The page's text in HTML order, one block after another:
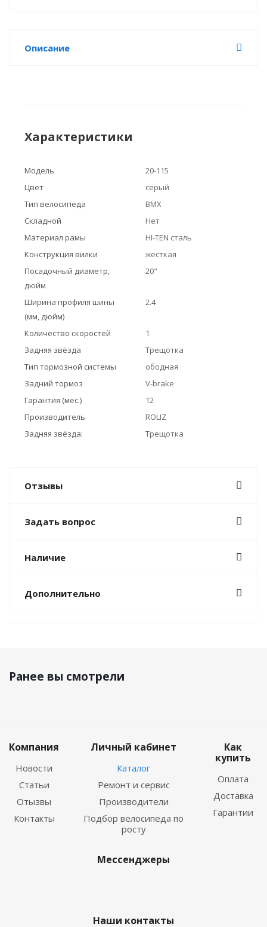
Описание
Характеристики
Модель
20-115
Цвет
серый
Тип велосипеда
BMX
Складной
Нет
Материал рамы
HI-TEN сталь
Конструкция вилки
жесткая
Посадочный диаметр,
дюйм
20"
Ширина профиля шины
(мм, дюйм)
2.4
Количество скоростей
1
Задняя звёзда
Трещотка
Тип тормозной системы
ободная
Задний тормоз
V-brake
Гарантия (мес.)
12
Производитель
ROLIZ
Задняя звёзда:
Трещотка
Отзывы
Задать вопрос
Наличие
Дополнительно
Ранее вы смотрели
Компания
Новости
Статьи
Отызвы
Контакты
Личный кабинет
Каталог
Ремонт и сервис
Производители
Подбор велосипеда по
росту
Как
купить
Оплата
Доставка
Гарантии
Мессенджеры
Наши контакты